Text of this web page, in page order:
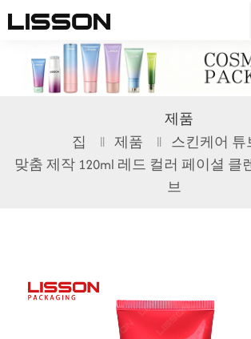
English
français
русский
日本語
제품
집 제품
스킨케어 튜
맞춤 제작 120ml 레드 컬러 페이셜 클
브